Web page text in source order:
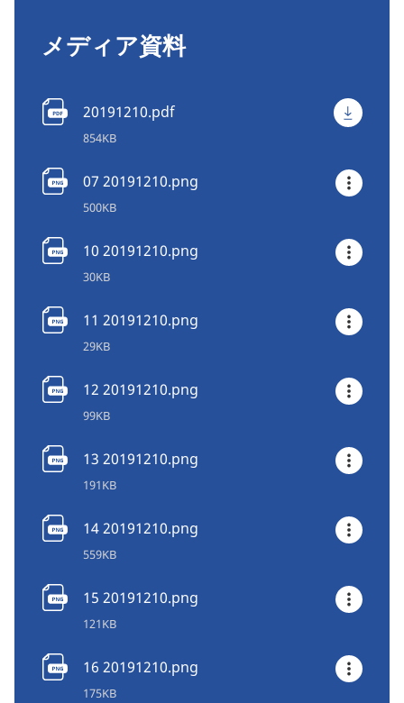
メディア資料
20191210.pdf
854KB
07 20191210.png
500KB
10 20191210.png
30KB
11 20191210.png
29KB
12 20191210.png
99KB
13 20191210.png
191KB
14 20191210.png
559KB
15 20191210.png
121KB
16 20191210.png
175KB